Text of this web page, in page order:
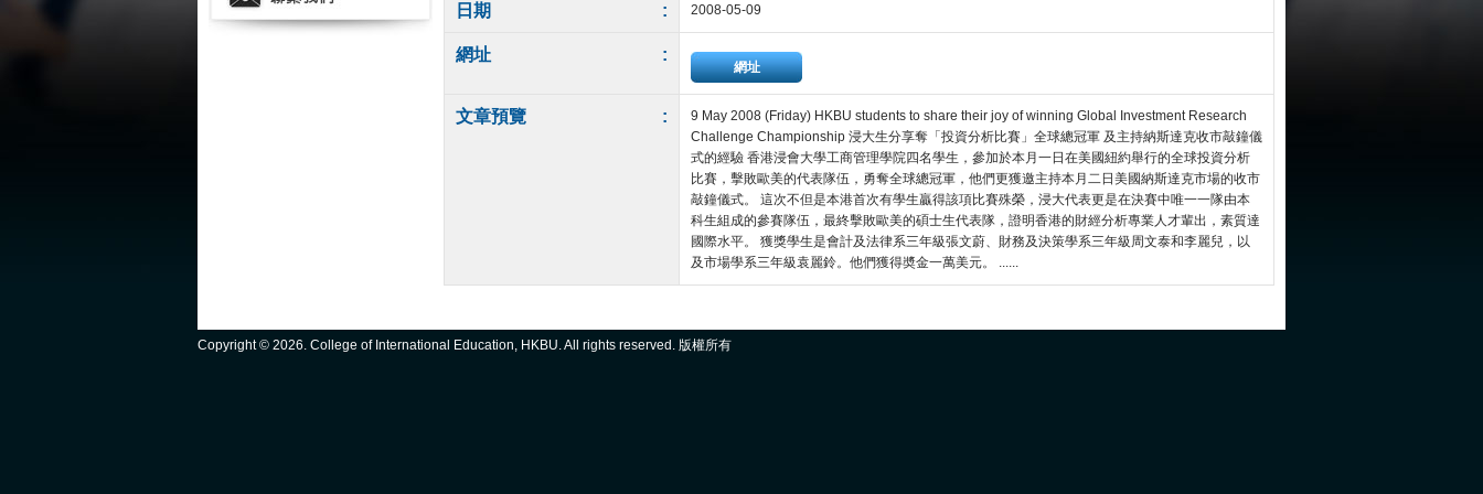
日期 : 2008-05-09
網址 :
網址
文章預覽 :
9 May 2008 (Friday) HKBU students to share their joy of winning Global Investment Research
Challenge Championship 浸大生分享奪「投資分析比賽」全球總冠軍 及主持納斯達克收市敲鐘儀
式的經驗 香港浸會大學工商管理學院四名學生，參加於本月一日在美國紐約舉行的全球投資分析
比賽，擊敗歐美的代表隊伍，勇奪全球總冠軍，他們更獲邀主持本月二日美國納斯達克市場的收市
敲鐘儀式。 這次不但是本港首次有學生贏得該項比賽殊榮，浸大代表更是在決賽中唯一一隊由本
科生組成的參賽隊伍，最終擊敗歐美的碩士生代表隊，證明香港的財經分析專業人才輩出，素質達
國際水平。 獲獎學生是會計及法律系三年級張文蔚、財務及決策學系三年級周文泰和李麗兒，以
及市場學系三年級袁麗鈴。他們獲得奬金一萬美元。 ......
Copyright © 2026. College of International Education, HKBU. All rights reserved. 版權所有